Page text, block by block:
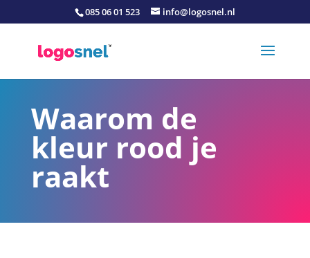
085 06 01 523 info@logosnel.nl
Waarom de
kleur rood je
raakt